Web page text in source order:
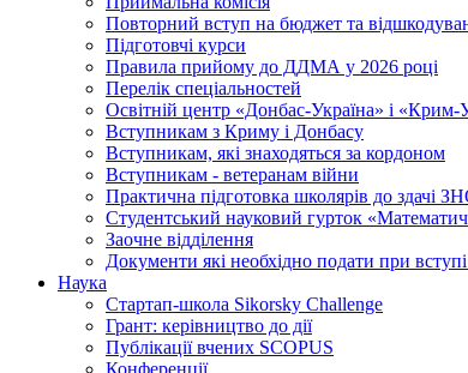
Повторний вступ на бюджет та
Підготовчі курси
Правила прийому до ДДМА у 2026 році
Перелік спеціальностей
Освітній центр «Донбас-Україна» і «Крим-
Вступникам з Криму і Донбасу
Вступникам, які знаходяться за кордоном
Вступникам - ветеранам війни
Практична підготовка школярів до здачі
Студентський науковий гурток
Заочне відділення
Документи які необхідно подати при
Наука
Стартап-школа Sikorsky Challenge
Грант: керівництво до дії
Публікації вчених SCOPUS
Конференції